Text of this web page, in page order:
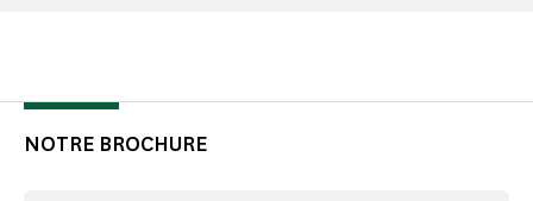
NOTRE BROCHURE